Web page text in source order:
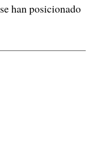
se han posicionado